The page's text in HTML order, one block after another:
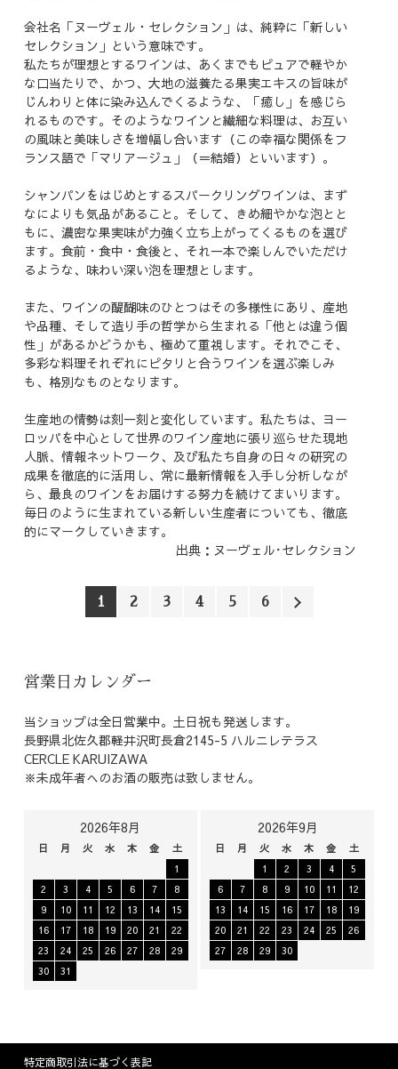
会社名「ヌーヴェル・セレクション」は、純粋に「新しい
セレクション」という意味です。
私たちが理想とするワインは、あくまでもピュアで軽やか
な口当たりで、かつ、大地の滋養たる果実エキスの旨味が
じんわりと体に染み込んでくるような、「癒し」を感じら
れるものです。そのようなワインと繊細な料理は、お互い
の風味と美味しさを増幅し合います（この幸福な関係をフ
ランス語で「マリアージュ」（＝結婚）といいます）。
シャンパンをはじめとするスパークリングワインは、まず
なによりも気品があること。そして、きめ細やかな泡とと
もに、濃密な果実味が力強く立ち上がってくるものを選び
ます。食前・食中・食後と、それ一本で楽しんでいただけ
るような、味わい深い泡を理想とします。
また、ワインの醍醐味のひとつはその多様性にあり、産地
や品種、そして造り手の哲学から生まれる「他とは違う個
性」があるかどうかも、極めて重視します。それでこそ、
多彩な料理それぞれにピタリと合うワインを選ぶ楽しみ
も、格別なものとなります。
生産地の情勢は刻一刻と変化しています。私たちは、ヨー
ロッパを中心として世界のワイン産地に張り巡らせた現地
人脈、情報ネットワーク、及び私たち自身の日々の研究の
成果を徹底的に活用し、常に最新情報を入手し分析しなが
ら、最良のワインをお届けする努力を続けてまいります。
毎日のように生まれている新しい生産者についても、徹底
的にマークしていきます。
出典：ヌーヴェル･セレクション
1 2 3 4 5 6
営業日カレンダー
当ショップは全日営業中。土日祝も発送します。
長野県北佐久郡軽井沢町長倉2145-5 ハルニレテラス
CERCLE KARUIZAWA
※未成年者へのお酒の販売は致しません。
2026年8月
日 月 火 水 木 金
土
1
2
3 4 5 6 7
8
9
10 11 12 13 14
15
16
17 18 19 20 21
22
23
24 25 26 27 28
29
30
31
2026年9月
日 月 火 水 木 金
土
1
2 3 4
5
6
7 8 9 10 11
12
13
14 15 16 17 18
19
20
21 22 23 24 25
26
27
28 29 30
特定商取引法に基づく表記